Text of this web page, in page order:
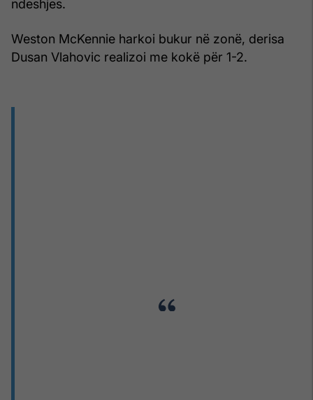
ndeshjes.
Weston McKennie harkoi bukur në zonë, derisa
Dusan Vlahovic realizoi me kokë për 1-2.